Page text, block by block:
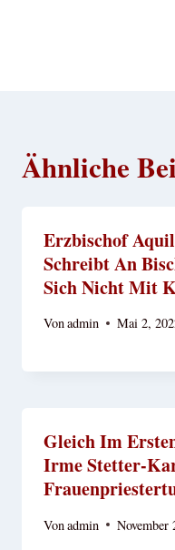
Ähnliche
Erzbischof
Schreibt An
Sich Nicht Mit
Vonadmin Mai 2,
Gleich Im
Irme Stetter-
Vonadmin November